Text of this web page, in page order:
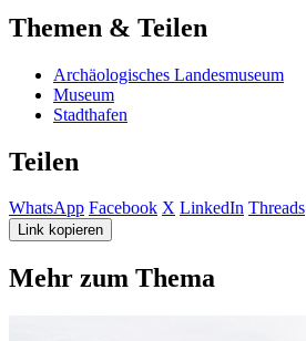
Themen & Teilen
Archäologisches Landesmuseum
Museum
Stadthafen
Teilen
WhatsApp Facebook X LinkedIn Threads
Link kopieren
Mehr zum Thema